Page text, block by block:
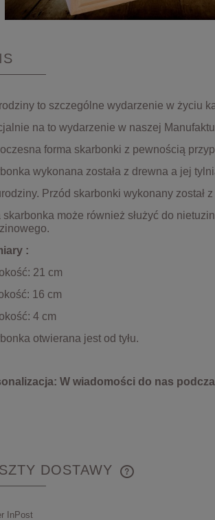
to szczególne wydarzenie w życiu
na to wydarzenie w naszej
forma skarbonki z pewnością
wykonana została z drewna a jej
Przód skarbonki wykonany został
skarbonka może również służyć do
:
21 cm
16 cm
4 cm
otwierana jest od tyłu.
W wiadomości do nas
DOSTAWY
InPost